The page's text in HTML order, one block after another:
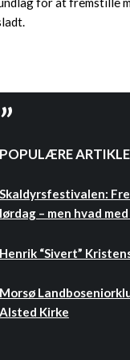
POPULÆRE
Skaldyrsfestivalen:
lørdag – men hvad
Henrik “Sivert”
Morsø
Alsted Kirke